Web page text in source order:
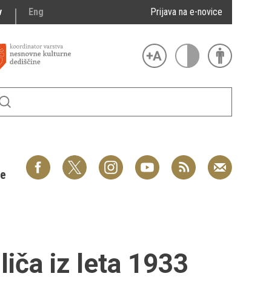
Eng Prijava na e-novice
iz leta 1933